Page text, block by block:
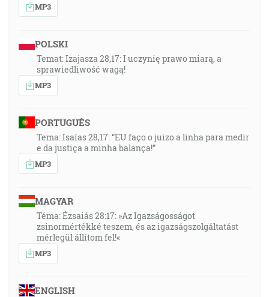
MP3
POLSKI
Temat: Izajasza 28,17: I uczynię prawo miarą, a
sprawiedliwość wagą!
MP3
PORTUGUÊS
Tema: Isaías 28,17: “EU faço o juizo a linha para medir
e da justiça a minha balança!”
MP3
MAGYAR
Téma: Ézsaiás 28:17: »Az Igazságosságot
zsinormértékké teszem, és az igazságszolgáltatást
mérlegül állítom fel!«
MP3
ENGLISH